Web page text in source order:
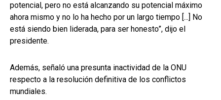
potencial, pero no está alcanzando su potencial máximo
ahora mismo y no lo ha hecho por un largo tiempo [...] No
está siendo bien liderada, para ser honesto”, dijo el
presidente.
Además, señaló una presunta inactividad de la ONU
respecto a la resolución definitiva de los conflictos
mundiales.